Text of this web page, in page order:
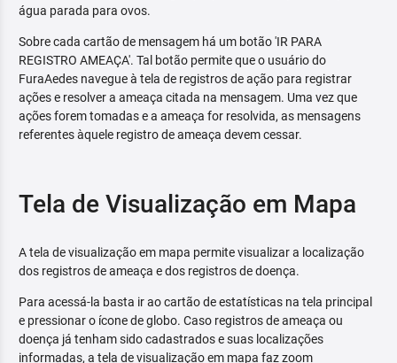
água parada para ovos.
Sobre cada cartão de mensagem há um botão 'IR PARA
REGISTRO AMEAÇA'. Tal botão permite que o usuário do
FuraAedes navegue à tela de registros de ação para registrar
ações e resolver a ameaça citada na mensagem. Uma vez que
ações forem tomadas e a ameaça for resolvida, as mensagens
referentes àquele registro de ameaça devem cessar.
Tela de Visualização em Mapa
A tela de visualização em mapa permite visualizar a localização
dos registros de ameaça e dos registros de doença.
Para acessá-la basta ir ao cartão de estatísticas na tela principal
e pressionar o ícone de globo. Caso registros de ameaça ou
doença já tenham sido cadastrados e suas localizações
informadas, a tela de visualização em mapa faz zoom